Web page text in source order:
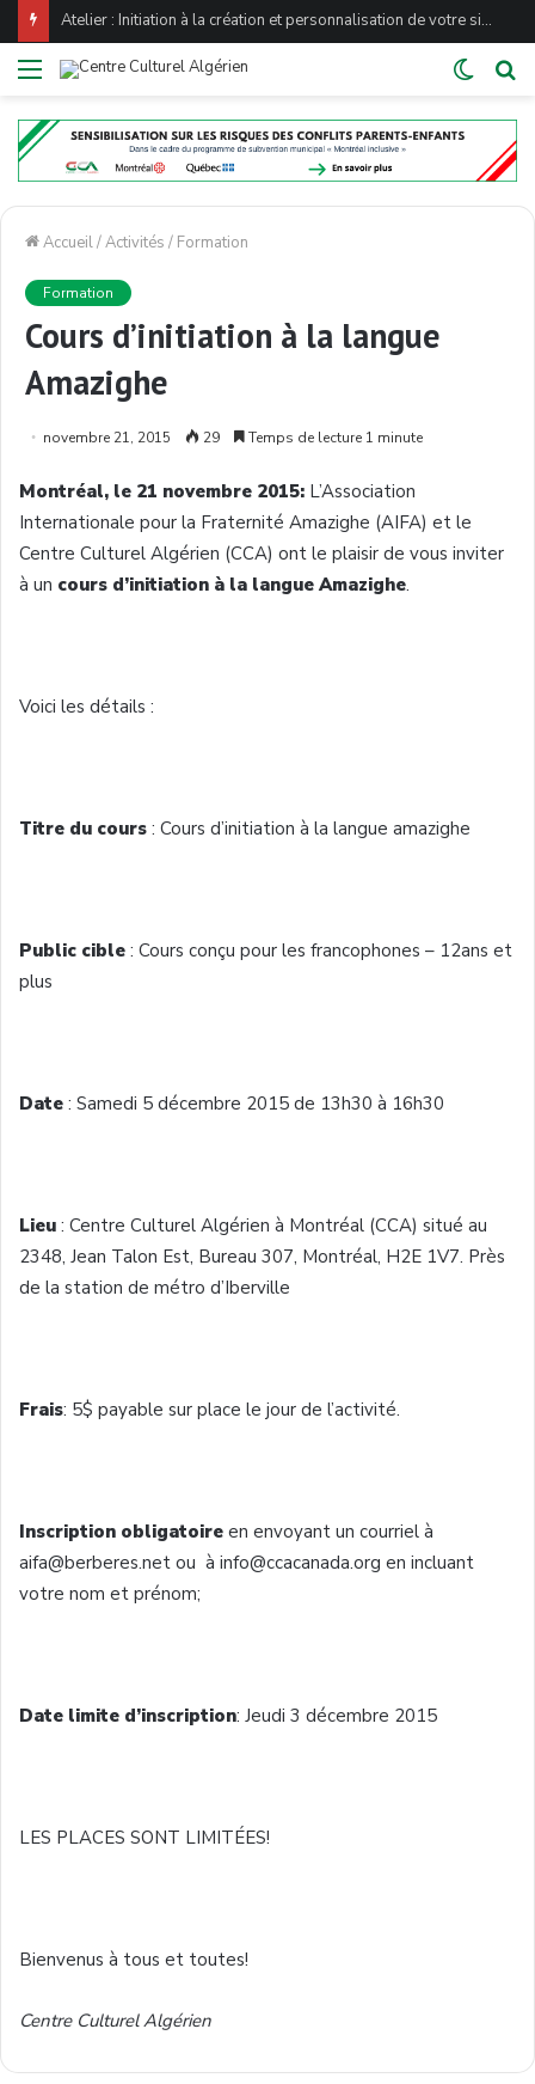
Atelier : Initiation à la création et personnalisation de votre site WordPress
Menu
Switch
Accueil/Activités / Formation
Formation
Cours d’initiation à la langue
Amazighe
novembre 21, 2015 29 Temps de lecture 1 minute
Montréal, le 21 novembre 2015: L’Association
Internationale pour la Fraternité Amazighe (AIFA) et le
Centre Culturel Algérien (CCA) ont le plaisir de vous inviter
à un cours d’initiation à la langue Amazighe.
Voici les détails :
Titre du cours : Cours d’initiation à la langue amazighe
Public cible : Cours conçu pour les francophones – 12ans et
plus
Date : Samedi 5 décembre 2015 de 13h30 à 16h30
Lieu : Centre Culturel Algérien à Montréal (CCA) situé au
2348, Jean Talon Est, Bureau 307, Montréal, H2E 1V7. Près
de la station de métro d’Iberville
Frais: 5$ payable sur place le jour de l’activité.
Inscription obligatoire en envoyant un courriel à
aifa@berberes.net ou à info@ccacanada.org en incluant
votre nom et prénom;
Date limite d’inscription: Jeudi 3 décembre 2015
LES PLACES SONT LIMITÉES!
Bienvenus à tous et toutes!
Centre Culturel Algérien